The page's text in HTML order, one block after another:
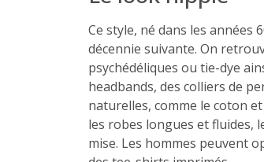
Ce style, né dans les
décennie suivante. On
psychédéliques ou tie-dye
headbands, des colliers de
naturelles, comme le coton
les robes longues et fluides,
mise. Les hommes peuvent